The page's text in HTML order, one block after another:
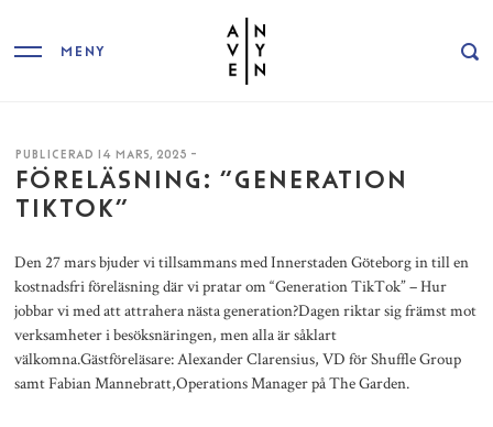
MENY
PUBLICERAD 14 MARS, 2025 -
FÖRELÄSNING: “GENERATION
TIKTOK”
Den 27 mars bjuder vi tillsammans med Innerstaden Göteborg in till en
kostnadsfri föreläsning där vi pratar om “Generation TikTok” – Hur
jobbar vi med att attrahera nästa generation?Dagen riktar sig främst mot
verksamheter i besöksnäringen, men alla är såklart
välkomna.Gästföreläsare: Alexander Clarensius, VD för Shuffle Group
samt Fabian Mannebratt,Operations Manager på The Garden.